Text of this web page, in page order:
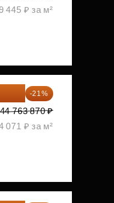
445 ₽ за м²
-21%
44 763 870 ₽
071 ₽ за м²